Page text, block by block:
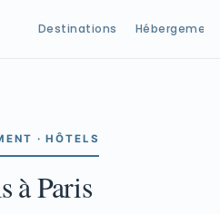
Destinations Hébergement
· HÔTELS
à Paris